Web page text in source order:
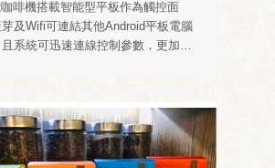
啡機搭載智能型平板作為觸控面
及Wifi可連結其他Android平板電腦
系統可迅速連線控制參數，更加便
降技術，義式萃取媲美半自動，熱
的管線也各自區分，讓咖啡口感來
系...